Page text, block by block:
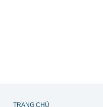
TRANG CHỦ